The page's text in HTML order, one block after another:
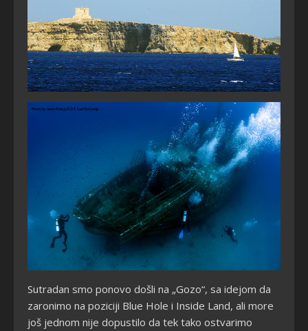
Sutradan smo ponovo došli na „Gozo“, sa idejom da
zaronimo na poziciji Blue Hole i Inside Land, ali more
još jednom nije dopustilo da tek tako ostvarimo